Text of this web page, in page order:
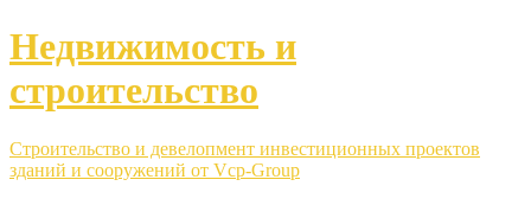
Недвижимость и
строительство
Строительство и девелопмент инвестиционных проектов
зданий и сооружений от Vcp-Group